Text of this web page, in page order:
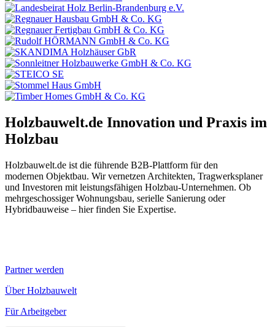
Holzbauwelt.de Innovation und Praxis im
Holzbau
Holzbauwelt.de ist die führende B2B-Plattform für den
modernen Objektbau. Wir vernetzen Architekten, Tragwerksplaner
und Investoren mit leistungsfähigen Holzbau-Unternehmen. Ob
mehrgeschossiger Wohnungsbau, serielle Sanierung oder
Hybridbauweise – hier finden Sie Expertise.
Partner werden
Über Holzbauwelt
Für Arbeitgeber